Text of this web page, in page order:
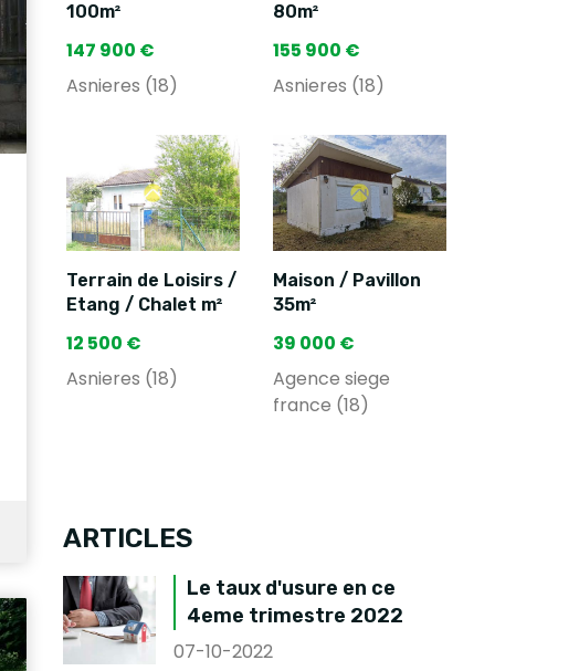
100m²
147 900 €
Asnieres (18)
80m²
155 900 €
Asnieres (18)
Terrain de Loisirs /
Etang / Chalet m²
12 500 €
Asnieres (18)
Maison / Pavillon
35m²
39 000 €
Agence siege
france (18)
ARTICLES
Le taux d'usure en ce
4eme trimestre 2022
07-10-2022